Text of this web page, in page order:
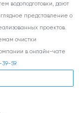
водоподготовки, дают
представление о
проектов.
очистки
в онлайн-чате
39-59.